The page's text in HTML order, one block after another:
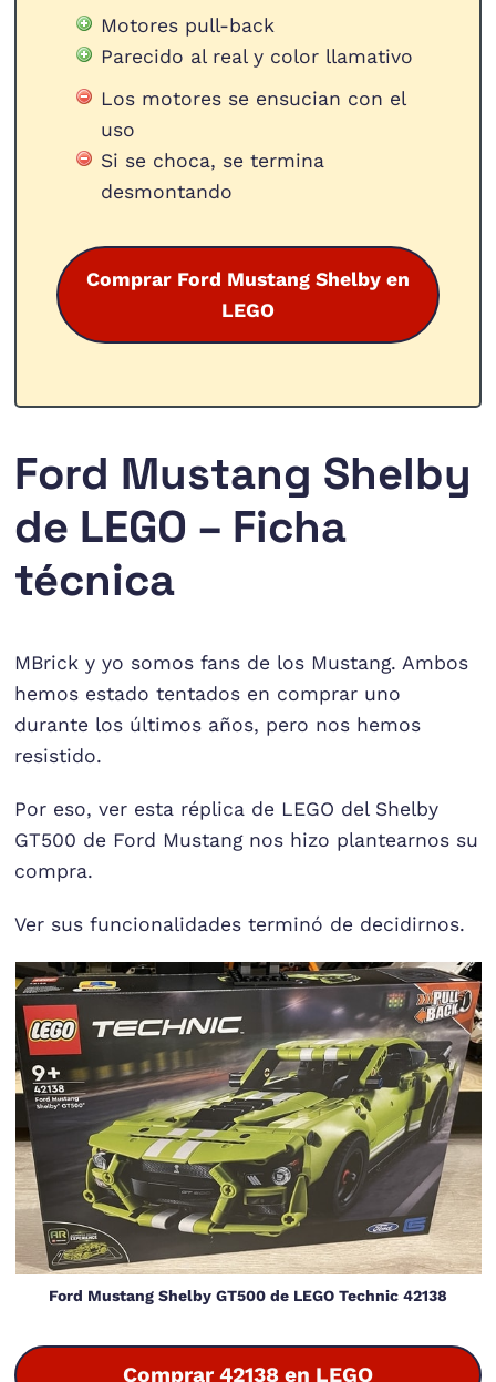
Motores pull-back
Parecido al real y color llamativo
Los motores se ensucian con el
uso
Si se choca, se termina
desmontando
Comprar Ford Mustang Shelby en
LEGO
Ford Mustang Shelby
de LEGO – Ficha
técnica
MBrick y yo somos fans de los Mustang. Ambos
hemos estado tentados en comprar uno
durante los últimos años, pero nos hemos
resistido.
Por eso, ver esta réplica de LEGO del Shelby
GT500 de Ford Mustang nos hizo plantearnos su
compra.
Ver sus funcionalidades terminó de decidirnos.
Ford Mustang Shelby GT500 de LEGO Technic 42138
Comprar 42138 en LEGO